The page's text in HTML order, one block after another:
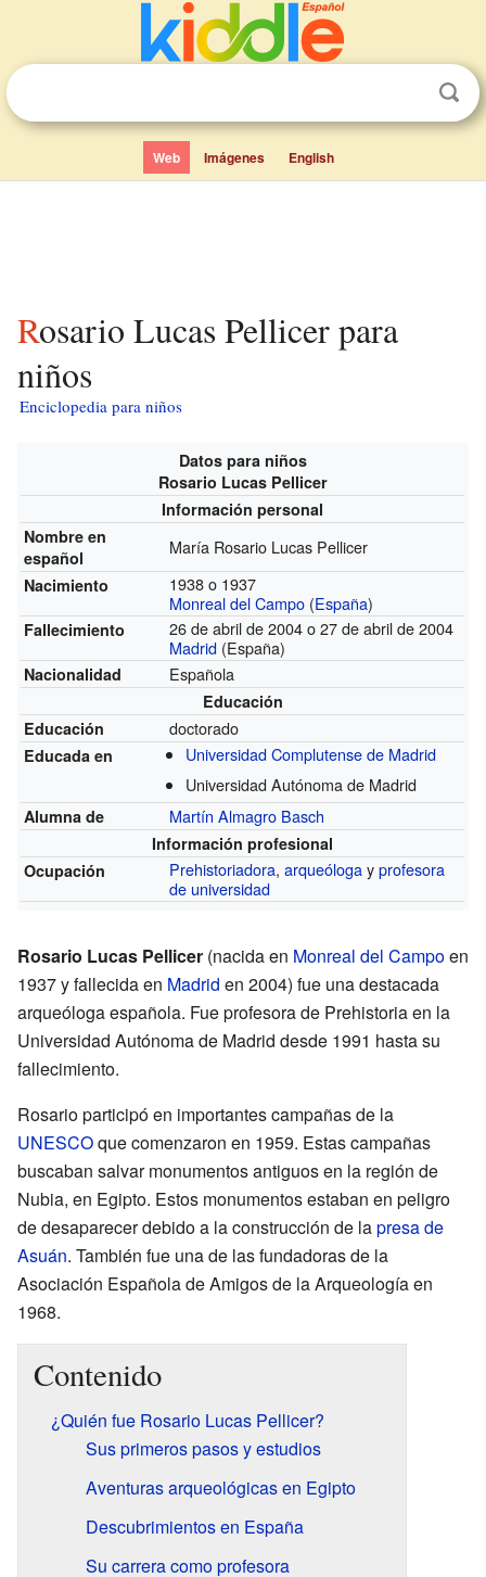
Web Imágenes English
Rosario Lucas Pellicer para
niños
Enciclopedia para niños
Datos para niños
Rosario Lucas Pellicer
Información personal
Nombre en
español
María Rosario Lucas Pellicer
Nacimiento
1938 o 1937
Monreal del Campo (España)
Fallecimiento
26 de abril de 2004 o 27 de abril de 2004
Madrid (España)
Nacionalidad Española
Educación
Educación
doctorado
Educada en
Universidad Complutense de Madrid
Universidad Autónoma de Madrid
Alumna de Martín Almagro Basch
Información profesional
Ocupación
Prehistoriadora,arqueólogayprofesora
de universidad
Rosario Lucas Pellicer (nacida en Monreal del Campoen
1937 y fallecida en Madrid en 2004) fue una destacada
arqueóloga española. Fue profesora de Prehistoria en la
Universidad Autónoma de Madrid desde 1991 hasta su
fallecimiento.
Rosario participó en importantes campañas de la
UNESCOque comenzaron en 1959. Estas campañas
buscaban salvar monumentos antiguos en la región de
Nubia, en Egipto. Estos monumentos estaban en peligro
de desaparecer debido a la construcción de lapresa de
Asuán. También fue una de las fundadoras de la
Asociación Española de Amigos de la Arqueología en
1968.
Contenido
¿Quién fue Rosario Lucas Pellicer?
Sus primeros pasos y estudios
Aventuras arqueológicas en Egipto
Descubrimientos en España
Su carrera como profesora